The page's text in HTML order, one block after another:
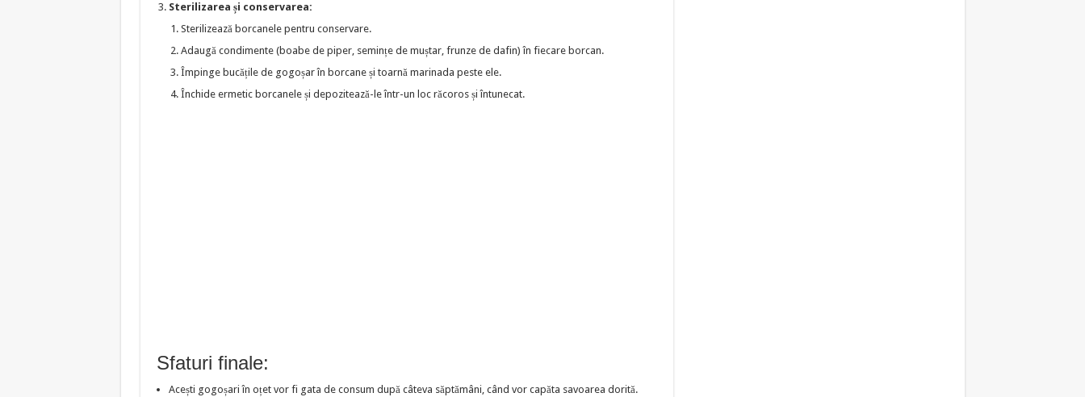
Sterilizarea și conservarea:
Sterilizează borcanele pentru conservare.
Adaugă condimente (boabe de piper, semințe de muștar, frunze de dafin) în fiecare borcan.
Împinge bucățile de gogoșar în borcane și toarnă marinada peste ele.
Închide ermetic borcanele și depozitează-le într-un loc răcoros și întunecat.
Sfaturi finale:
Acești gogoșari în oțet vor fi gata de consum după câteva săptămâni, când vor capăta savoarea dorită.